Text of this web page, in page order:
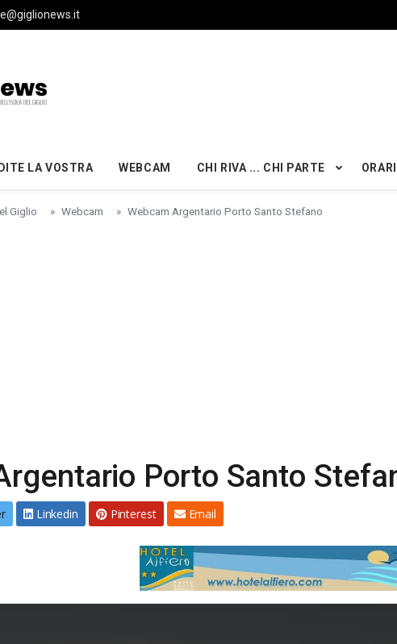
DITE LA VOSTRA WEBCAM CHI RIVA ... CHI PARTE
Giglio Webcam Webcam Argentario Porto Santo Stefano
Porto Santo
Linkedin Pinterest Email